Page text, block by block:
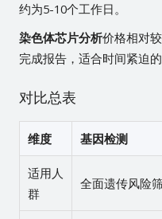
约为5-10个工作日。
染色体芯片分析价格相对
完成报告，适合时间紧迫的
对比总表
维度 基因检测
适用人
群
全面遗传风险